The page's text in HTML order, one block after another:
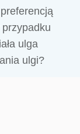
ulga
ulgi?